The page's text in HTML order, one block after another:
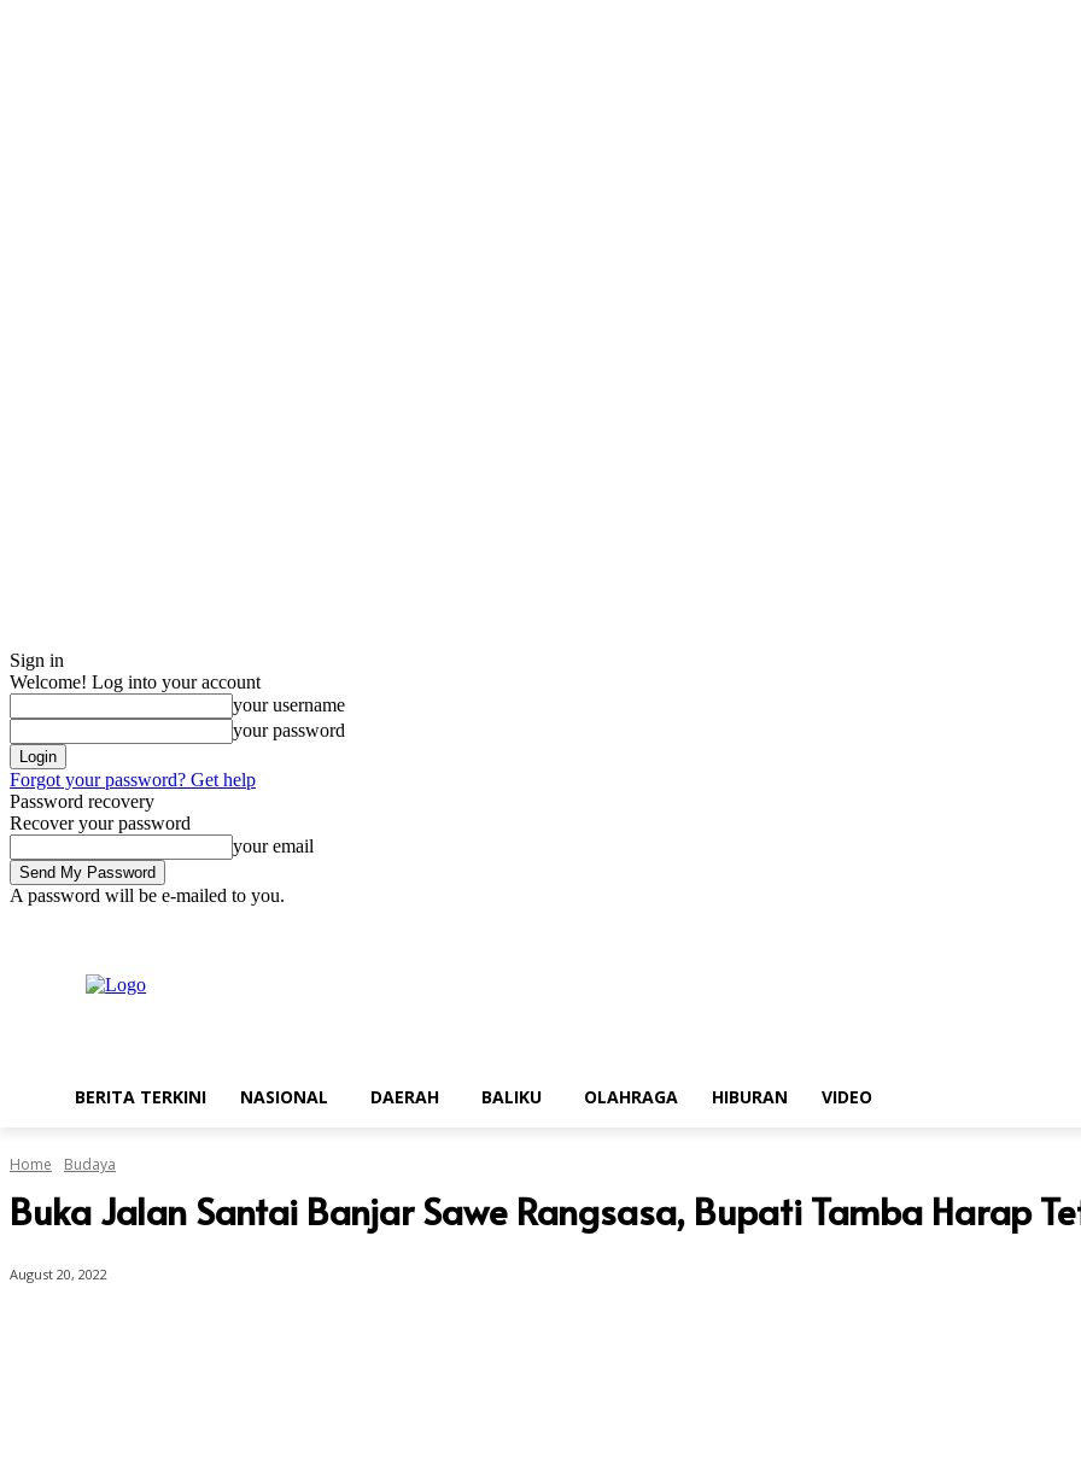
Sign in
Welcome! Log into your account
your username
your password
Forgot your password? Get help
Password recovery
Recover your password
your email
A password will be e-mailed to you.
BERITA TERKINI NASIONAL DAERAH BALIKU OLAHRAGA HIBURAN VIDEO
Home Budaya
Buka Jalan Santai Banjar Sawe Rangsasa, Bupati Tamba Harap
August 20, 2022